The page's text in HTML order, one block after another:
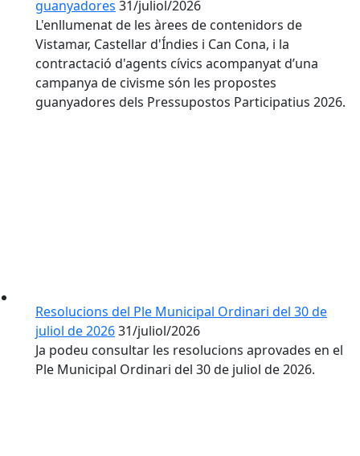
guanyadores 31/juliol/2026
L'enllumenat de les àrees de contenidors de
Vistamar, Castellar d'Índies i Can Cona, i la
contractació d'agents cívics acompanyat d’una
campanya de civisme són les propostes
guanyadores dels Pressupostos Participatius 2026.
Resolucions del Ple Municipal Ordinari del 30 de
juliol de 202631/juliol/2026
Ja podeu consultar les resolucions aprovades en el
Ple Municipal Ordinari del 30 de juliol de 2026.